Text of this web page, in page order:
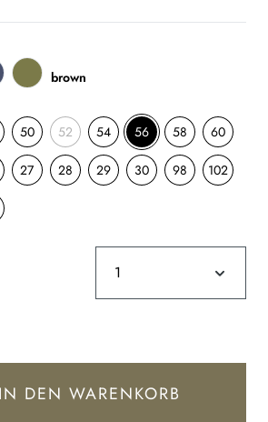
brown
50 52 54 56 58 60
27 28 29 30 98 102
IN DEN WARENKORB